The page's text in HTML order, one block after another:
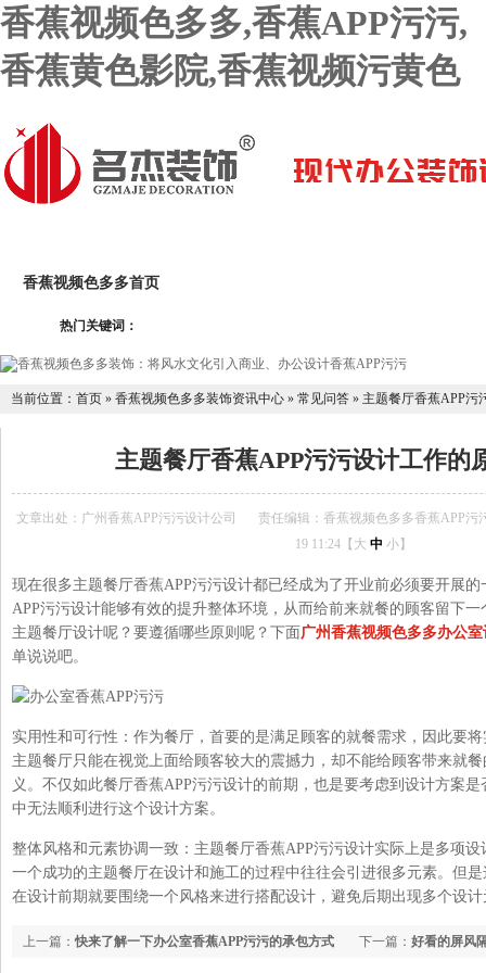
香蕉视频色多多,香蕉APP污污,
香蕉黄色影院,香蕉视频污黄色
香蕉视频色多多首页
香蕉黄色影院设计团队
热门关键词：
当前位置： 首页 » 香蕉视频色多多装饰资讯中心 » 常见问答 » 主题餐厅香蕉APP污
主题餐厅香蕉APP污污设计工作的原
文章出处：广州香蕉APP污污设计公司
责任编辑：香蕉视频色多多香蕉APP污
19 11:24【 大 中 小】
现在很多主题餐厅香蕉APP污污设计都已经成为了开业前必须要开展的
APP污污设计能够有效的提升整体环境，从而给前来就餐的顾客留下一
主题餐厅设计呢？要遵循哪些原则呢？下面广州香蕉视频色多多办公
单说说吧。
实用性和可行性：作为餐厅，首要的是满足顾客的就餐需求，因此
主题餐厅只能在视觉上面给顾客较大的震撼力，却不能给顾客带来就
义。不仅如此餐厅香蕉APP污污设计的前期，也是要考虑到设计方案
中无法顺利进行这个设计方案。
整体风格和元素协调一致：主题餐厅香蕉APP污污设计实际上是多项
一个成功的主题餐厅在设计和施工的过程中往往会引进很多元素。但是
在设计前期就要围绕一个风格来进行搭配设计，避免后期出现多个设计元
下一篇： 好看的屏风
上一篇：快来了解一下办公室香蕉APP污污的承包方式